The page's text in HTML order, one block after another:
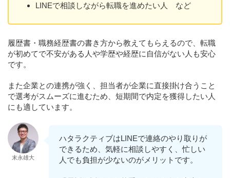
LINEで相談しながら転職を進めたい人 など
履歴書・職務経歴書の書き方から教えてもらえるので、転職
が初めてで不安がある人や学歴や経歴に自信がない人も安心
です。
また企業との連携が強く、担当者が企業に直接掛け合うこと
で選考がスムーズに進むため、短期間で内定を獲得したい人
にも適しています。
末永雄大
ハタラクティブはLINEで連絡のやり取りが
できるため、気軽に相談しやすく、忙しい
人でも負担が少ないのがメリットです。